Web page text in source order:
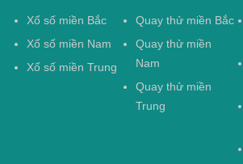
Xổ số miền Bắc
Xổ số miền Nam
Xổ số miền Trung
Quay thử miền Bắc
Quay thử miền
Nam
Quay thử miền
Trung